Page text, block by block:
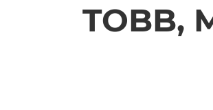
TOBB,